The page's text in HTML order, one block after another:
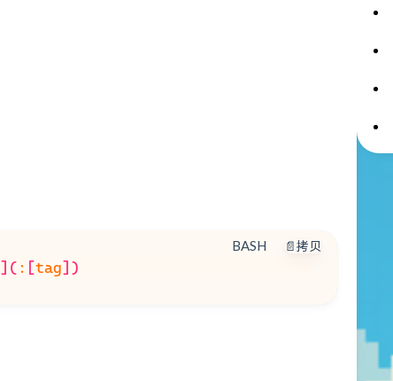
]( : [tag])
📄拷贝
BASH